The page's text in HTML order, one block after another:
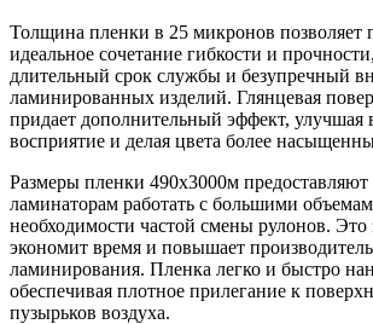
Толщина пленки в 25 микронов позволяет
идеальное сочетание гибкости и
длительный срок службы и безупречный
ламинированных изделий. Глянцевая
придает дополнительный эффект, улучшая
восприятие и делая цвета более
Размеры пленки 490х3000м
ламинаторам работать с большими
необходимости частой смены рулонов. Это
экономит время и повышает
ламинирования. Пленка легко и быстро
обеспечивая плотное прилегание к
пузырьков воздуха.